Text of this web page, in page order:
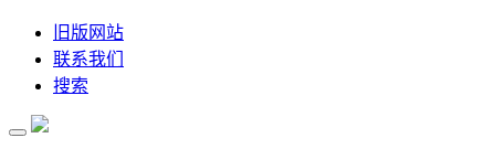
旧版网站
联系我们
搜索